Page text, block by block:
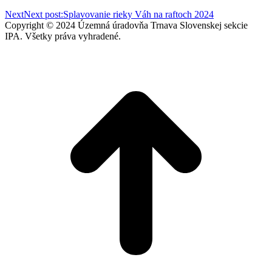
NextNext post:Splavovanie rieky Váh na raftoch 2024
Copyright © 2024 Územná úradovňa Trnava Slovenskej sekcie
IPA. Všetky práva vyhradené.